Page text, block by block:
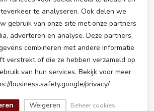
Evoque, 12 volt
€239,00
Rover Evoque, 12 volt
€239,00
te analyseren. Ook delen we
gebruik van onze site met onze partners
adverteren en analyse. Deze partners
combineren met andere informatie
verstrekt of die ze hebben verzameld op
van hun services. Bekijk voor meer
business.safety.google/privacy/
Weigeren Beheer cookies